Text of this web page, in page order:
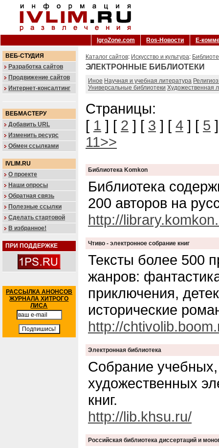
IgroZone.com Ros-Новости Е-
ВЕБ-СТУДИЯ
Разработка сайтов
Продвижение сайтов
Интернет-консалтинг
ВЕБМАСТЕРУ
Добавить URL
Изменить ресурс
Обмен ссылками
IVLIM.RU
О проекте
Наши опросы
Обратная связь
Полезные ссылки
Сделать стартовой
В избранное!
ПРИ ПОДДЕРЖКЕ
РАССЫЛКА АНОНСОВ
ЖУРНАЛА ХИТРОГО
ЛИСА
Каталог сайтов: Искусство и культура:
ЭЛЕКТРОННЫЕ БИБЛИОТЕКИ
Иное Научная и учебная литература
Универсальные библиотеки Художественная
Страницы:
[ 1 ] [ 2 ] [ 3 ] [ 4 ] [ 5
11>>
Библиотека Komkon
Библиотека
200 авторов на
http://
Чтиво - электронное собрание книг
Тексты более 500
жанров:
приключения,
исторические
http://
Электронная библиотека
Собрание
художественных
книг.
http://lib.khsu.ru/
Российская библиотека диссертаций и